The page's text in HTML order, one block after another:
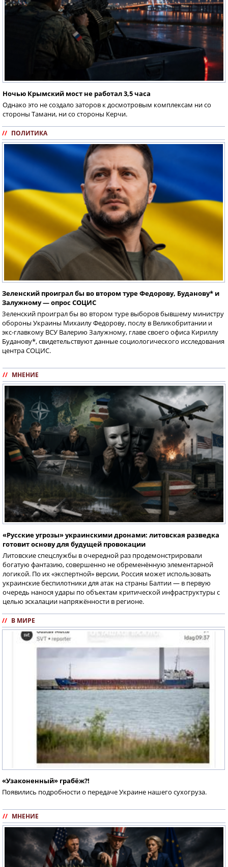
Ночью Крымский мост не работал 3,5 часа
Однако это не создало заторов к досмотровым комплексам ни со
стороны Тамани, ни со стороны Керчи.
// ПОЛИТИКА
Зеленский проиграл бы во втором туре Федорову, Буданову* и
Залужному — опрос СОЦИС
Зеленский проиграл бы во втором туре выборов бывшему министру
обороны Украины Михаилу Федорову, послу в Великобритании и
экс-главкому ВСУ Валерию Залужному, главе своего офиса Кириллу
Буданову*, свидетельствуют данные социологического исследования
центра СОЦИС.
// МНЕНИЕ
«Русские угрозы» украинскими дронами: литовская разведка
готовит основу для будущей провокации
Литовские спецслужбы в очередной раз продемонстрировали
богатую фантазию, совершенно не обременённую элементарной
логикой. По их «экспертной» версии, Россия может использовать
украинские беспилотники для атак на страны Балтии — в первую
очередь нанося удары по объектам критической инфраструктуры с
целью эскалации напряжённости в регионе.
// В МИРЕ
«Узаконенный» грабёж?!
Появились подробности о передаче Украине нашего сухогруза.
// МНЕНИЕ